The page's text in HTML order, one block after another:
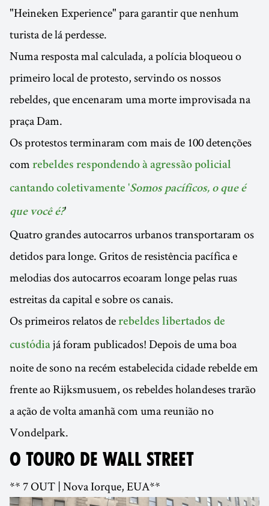
"Heineken Experience" para garantir que nenhum
turista de lá perdesse.
Numa resposta mal calculada, a polícia bloqueou o
primeiro local de protesto, servindo os nossos
rebeldes, que encenaram uma morte improvisada na
praça Dam.
Os protestos terminaram com mais de 100 detenções
com rebeldes respondendo à agressão policial
cantando coletivamente 'Somos pacíficos, o que é
que você é?'
Quatro grandes autocarros urbanos transportaram os
detidos para longe. Gritos de resistência pacífica e
melodias dos autocarros ecoaram longe pelas ruas
estreitas da capital e sobre os canais.
Os primeiros relatos de rebeldes libertados de
custódia já foram publicados! Depois de uma boa
noite de sono na recém estabelecida cidade rebelde em
frente ao Rijksmusuem, os rebeldes holandeses trarão
a ação de volta amanhã com uma reunião no
Vondelpark.
O TOURO DE WALL STREET
** 7 OUT | Nova Iorque, EUA**